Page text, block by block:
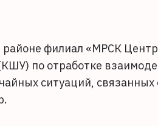
филиал «МРСК
по отработке
ситуаций,